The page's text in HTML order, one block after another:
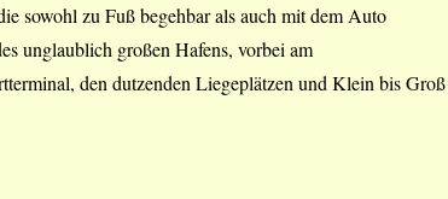
sowohl zu Fuß begehbar als auch mit dem Auto
unglaublich großen Hafens, vorbei am
den dutzenden Liegeplätzen und Klein bis Groß